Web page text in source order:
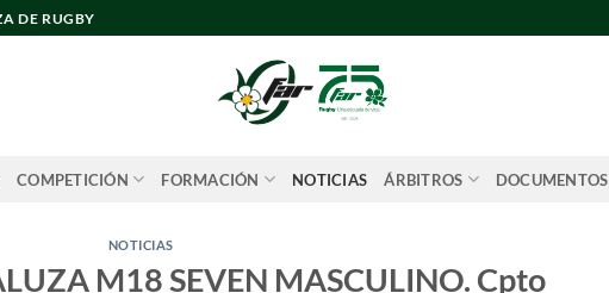
DE RUGBY
COMPETICIÓN FORMACIÓN NOTICIAS ÁRBITROS DOCUMENTOS
NOTICIAS
M18 SEVEN MASCULINO. Cpto